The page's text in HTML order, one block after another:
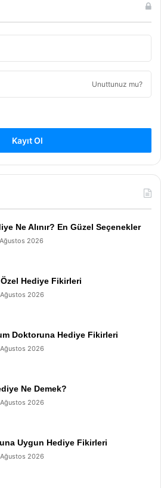
Unuttunuz mu?
Kayıt Ol
Ne Alınır? En Güzel Seçenekler
2026
Hediye Fikirleri
2026
Doktoruna Hediye Fikirleri
2026
Ne Demek?
2026
Uygun Hediye Fikirleri
2026